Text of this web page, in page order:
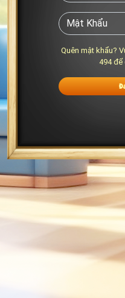
Quên mật khẩu?
494 để